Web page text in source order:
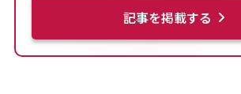
記事を掲載する